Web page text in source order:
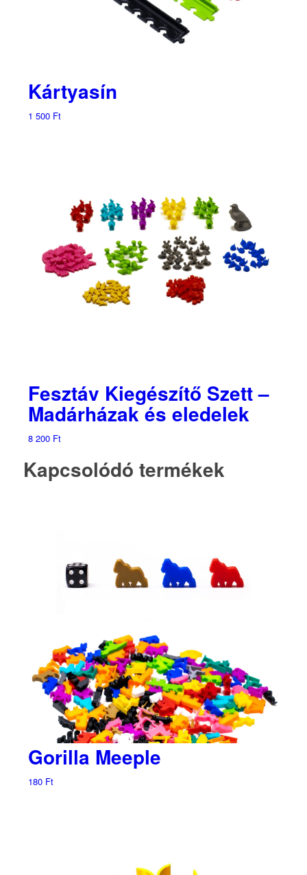
Kártyasín
1 500 Ft
Fesztáv Kiegészítő Szett –
Madárházak és eledelek
8 200 Ft
Kapcsolódó termékek
Gorilla Meeple
180 Ft